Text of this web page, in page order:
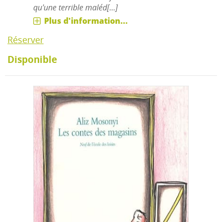
qu'une terrible maléd[...]
Plus d'information...
Réserver
Disponible